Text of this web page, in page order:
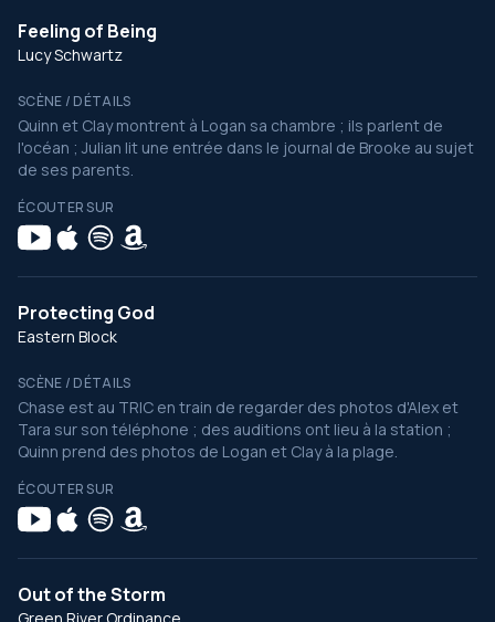
Feeling of Being
Lucy Schwartz
SCÈNE / DÉTAILS
Quinn et Clay montrent à Logan sa chambre ; ils parlent de
l'océan ; Julian lit une entrée dans le journal de Brooke au sujet
de ses parents.
ÉCOUTER SUR
Protecting God
Eastern Block
SCÈNE / DÉTAILS
Chase est au TRIC en train de regarder des photos d'Alex et
Tara sur son téléphone ; des auditions ont lieu à la station ;
Quinn prend des photos de Logan et Clay à la plage.
ÉCOUTER SUR
Out of the Storm